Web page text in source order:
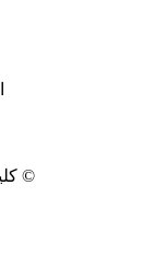
کلیه حقوق متعلق به استانداری ایلام است 2026 ©